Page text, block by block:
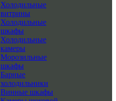
Холодильные
витрины
Холодильные
шкафы
Холодильные
камеры
Морозильные
шкафы
Барные
холодильники
Винные шкафы